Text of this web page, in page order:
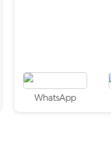
WhatsApp